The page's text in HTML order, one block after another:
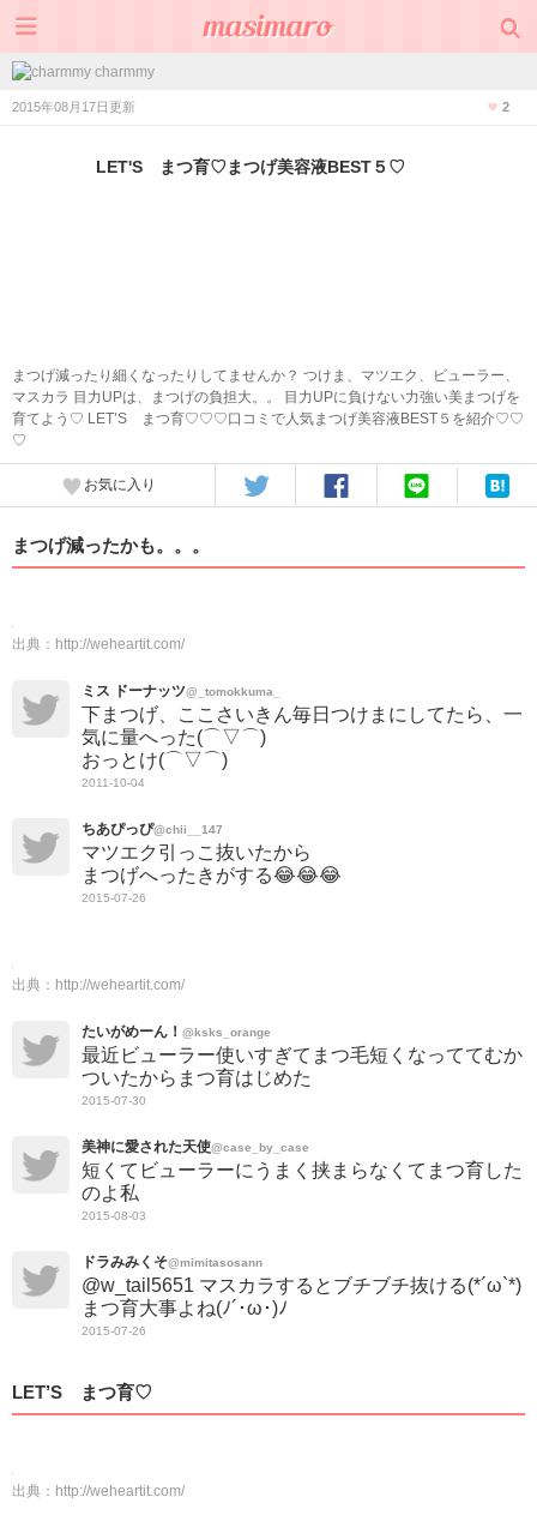
charmmy
2015年08月17日更新 2
LET'S まつ育♡まつげ美容液BEST５♡
まつげ減ったり細くなったりしてませんか？ つけま、マツエク、ビューラー、
マスカラ 目力UPは、まつげの負担大。。 目力UPに負けない力強い美まつげを
育てよう♡ LET’S まつ育♡♡♡口コミで人気まつげ美容液BEST５を紹介♡♡
♡
お気に入り
まつげ減ったかも。。。
出典： http://weheartit.com/
ミス ドーナッツ@_tomokkuma_
下まつげ、ここさいきん毎日つけまにしてたら、一
気に量へった(⌒▽⌒)
おっとけ(⌒▽⌒)
2011-10-04
ちあぴっぴ@chii__147
マツエク引っこ抜いたから
まつげへったきがする😂😂😂
2015-07-26
出典： http://weheartit.com/
たいがめーん！ @ksks_orange
最近ビューラー使いすぎてまつ毛短くなっててむか
ついたからまつ育はじめた
2015-07-30
美神に愛された天使@case_by_case
短くてビューラーにうまく挟まらなくてまつ育した
のよ私
2015-08-03
ドラみみくそ@mimitasosann
@w_tail5651 マスカラするとブチブチ抜ける(*´ω`*)
まつ育大事よね(ﾉ´･ω･)ﾉ
2015-07-26
LET’S まつ育♡
出典： http://weheartit.com/